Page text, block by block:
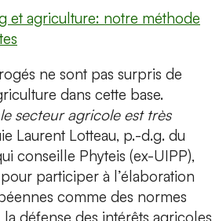
et agriculture: notre méthode
ne sont pas surpris de
dans cette base.
secteur agricole est très
Laurent Lotteau, p.-d.g. du
conseille Phyteis (ex-UIPP),
participer à l’élaboration
comme des normes
défense des intérêts agricoles